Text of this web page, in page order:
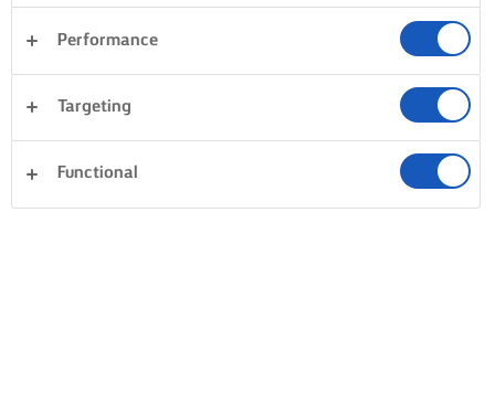
Performance
Targeting
Functional